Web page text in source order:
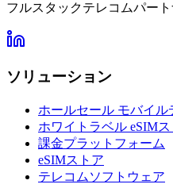
フルスタックテレコムパー
ソリューション
ホールセール モバイル
ホワイトラベル eSIMス
課金プラットフォーム
eSIMストア
テレコムソフトウェア